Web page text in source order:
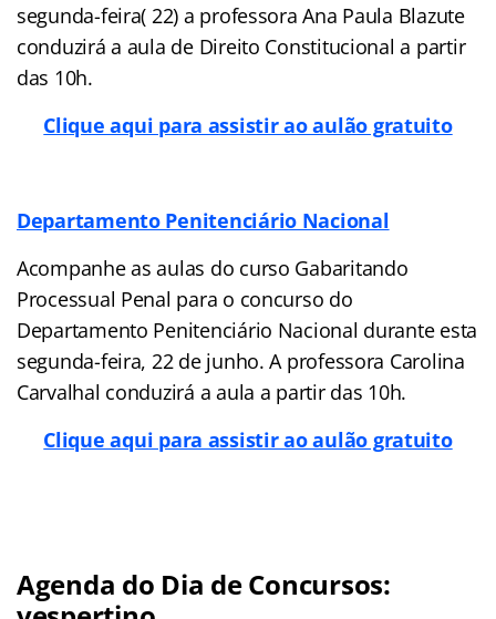
segunda-feira( 22) a professora Ana Paula Blazute
conduzirá a aula de Direito Constitucional a partir
das 10h.
Clique aqui para assistir ao aulão gratuito
Departamento Penitenciário Nacional
Acompanhe as aulas do curso Gabaritando
Processual Penal para o concurso do
Departamento Penitenciário Nacional durante esta
segunda-feira, 22 de junho. A professora Carolina
Carvalhal conduzirá a aula a partir das 10h.
Clique aqui para assistir ao aulão gratuito
Agenda do Dia de Concursos: